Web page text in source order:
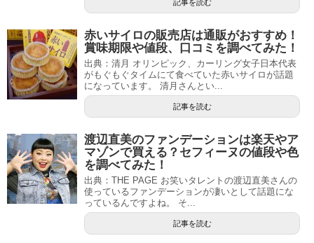
記事を読む
赤いサイロの販売店は通販がおすすめ！
賞味期限や値段、口コミを調べてみた！
出典：清月 オリンピック、カーリング女子日本代表
がもぐもぐタイムにて食べていた赤いサイロが話題
になっています。 清月さんとい...
記事を読む
渡辺直美のファンデーションは楽天やア
マゾンで買える？セフィーヌの値段や色
を調べてみた！
出典：THE PAGE お笑いタレントの渡辺直美さんの
使っているファンデーションが凄いとして話題にな
っているんですよね。 そ...
記事を読む